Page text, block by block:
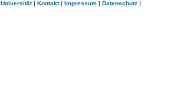
Universität| Kontakt| Impressum | Datenschutz |